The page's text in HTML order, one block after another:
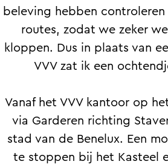
gbeleving hebben
routes, zodat we zeker
kloppen. Dus in plaats van
VVV zat ik een
Vanaf het VVV kantoor op
via Garderen richting
stad van de Benelux. Een
te stoppen bij het Kasteel